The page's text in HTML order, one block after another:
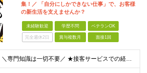
集！／ 「自分にしかできない仕事」で、お客様
の新生活を支えませんか？
未経験歓迎 学歴不問 ベテランOK
完全週休2日 賞与複数月 面接1回
＼専門知識は一切不要／ ★接客サービスでの経験がある方は大歓迎！ ■未経験OK ■第二新卒歓迎 ■学歴不問 ＼こんな方にぴったりです／ ◇自分にしかできない仕事で誰かを喜ばせたい方 ◇日常でも活かせ